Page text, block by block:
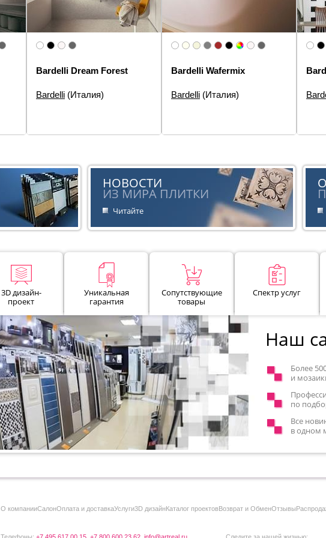
Bardelli Dream Forest
Размеры:40×40
Bardelli (Италия)
Bardelli Wafermix
Размеры:10×10
Bardelli (Италия)
Типы
НОВОСТИ
ИЗ МИРА ПЛИТКИ
Читайте
3D дизайн-
проект
Уникальная
гарантия
Сопутствующие
товары
Спектр услуг
Наш
Более
и
по
Все
в одном
О компанииCалонОплата и доставкаУслуги3D дизайнКаталог проектовВозврат и ОбменОтзывы